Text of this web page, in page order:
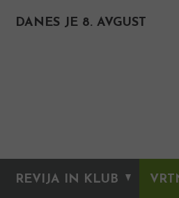
DANES JE 8. AVGUST
REVIJA IN KLUB